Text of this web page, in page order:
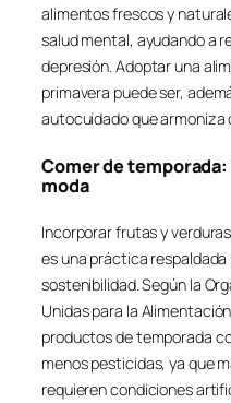
alimentos frescos y
salud mental, ayudando a
depresión. Adoptar una
primavera puede ser,
autocuidado que
Comer de
moda
Incorporar frutas y
es una práctica
sostenibilidad. Según la
Unidas para la
productos de temporada
menos pesticidas, ya que
requieren condiciones